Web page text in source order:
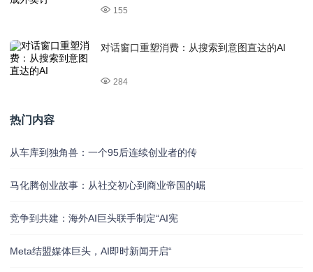
155
对话窗口重塑消费：从搜索到意图直达的AI
284
热门内容
从车库到独角兽：一个95后连续创业者的传
马化腾创业故事：从社交初心到商业帝国的崛
竞争到共建：海外AI巨头联手制定“AI宪
Meta结盟媒体巨头，AI即时新闻开启“